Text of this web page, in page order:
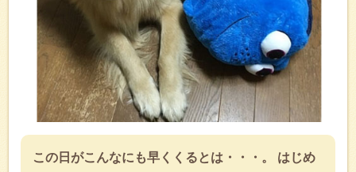
この日がこんなにも早くくるとは・・・。 はじめ